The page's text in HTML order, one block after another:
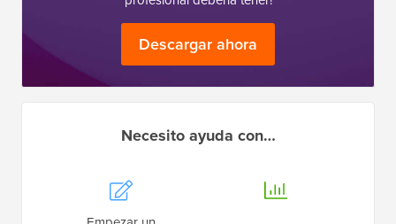
Descargar ahora
Necesito ayuda con…